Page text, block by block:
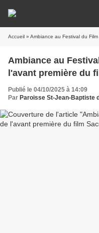
Accueil » Ambiance au Festival du Film
Ambiance au
l'avant première du
Publié le 04/10/2025 à 14:09
Par Paroisse St-Jean-Baptiste